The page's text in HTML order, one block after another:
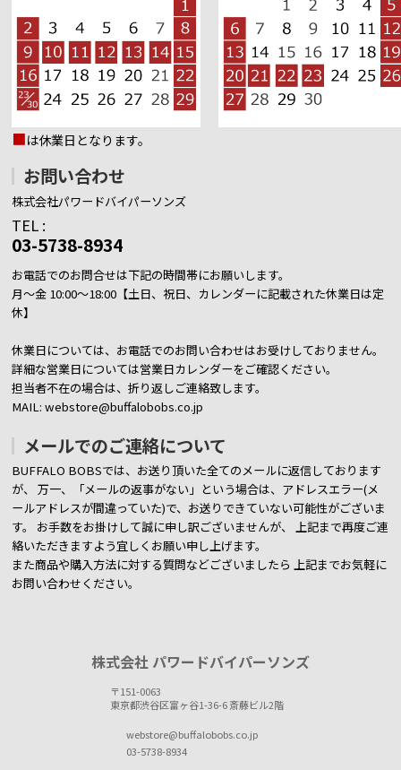
■は休業日となります。
お問い合わせ
株式会社パワードバイパーソンズ
TEL :
03-5738-8934
お電話でのお問合せは下記の時間帯にお願いします。
月～金 10:00～18:00【土日、祝日、カレンダーに記載された休業日は定
休】
休業日については、お電話でのお問い合わせはお受けしておりません。
詳細な営業日については営業日カレンダーをご確認ください。
担当者不在の場合は、折り返しご連絡致します。
MAIL: webstore@buffalobobs.co.jp
メールでのご連絡について
BUFFALO BOBSでは、お送り頂いた全てのメールに返信しております
が、 万一、「メールの返事がない」という場合は、アドレスエラー(メ
ールアドレスが間違っていた)で、お送りできていない可能性がございま
す。 お手数をお掛けして誠に申し訳ございませんが、 上記まで再度ご連
絡いただきますよう宜しくお願い申し上げます。
また商品や購入方法に対する質問などございましたら上記までお気軽に
お問い合わせください。
株式会社 パワードバイパーソンズ
〒151-0063
東京都渋谷区富ヶ谷1-36-6 斎藤ビル2階
webstore@buffalobobs.co.jp
03-5738-8934